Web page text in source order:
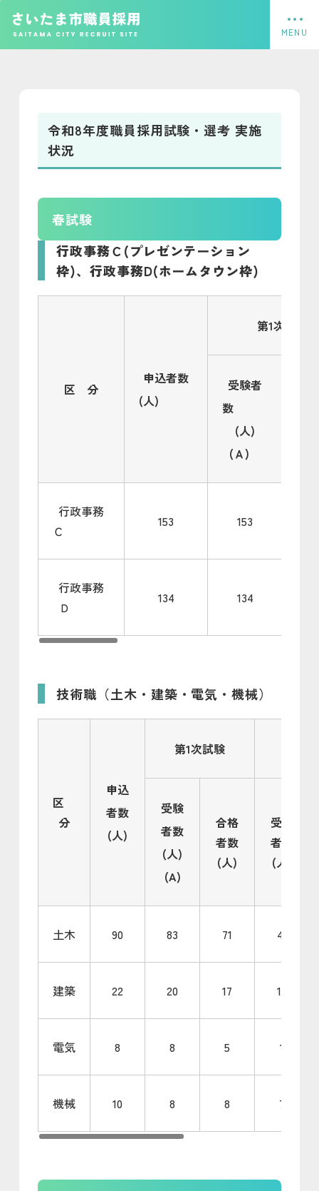
令和8年度職員採用試験・選考 実施
状況
春試験
行政事務Ｃ(プレゼンテーション
枠)、行政事務D(ホームタウン枠)
区 分
申込者数
(人)
第1次試験
受験者
数
(人)
(Ａ)
行政事務
Ｃ
153 153
行政事務
D
134 134
技術職（土木・建築・電気・機械）
区
分
申込
者数
(人)
第1次試験
受験
者数
(人)
(A)
合格
者数
(人)
受験
者数
(人)
土木 90 83 71 41
建築 22 20 17 12
電気 8 8 5 1
機械 10 8 8 7